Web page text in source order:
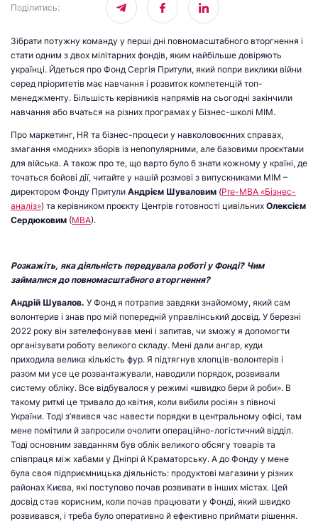
Поділитись:
Зібрати потужну команду у перші дні повномасштабного вторгнення і
стати одним з двох мілітарних фондів, яким найбільше довіряють
українці. Йдеться про Фонд Сергія Притули, який попри виклики війни
серед пріоритетів має навчання і розвиток компетенцій топ-
менеджменту. Більшість керівників напрямів на сьогодні закінчили
навчання або вчаться на різних програмах у Бізнес-школі МІМ.
Про маркетинг, HR та бізнес-процеси у навколовоєнних справах,
змагання «модних» зборів із непопулярними, але базовими проєктами
для війська. А також про те, що варто було б знати кожному у країні, де
точаться бойові дії, читайте у нашій розмові з випускниками МІМ –
директором Фонду Притули Андрієм Шуваловим (Pre-MBA «Бізнес-
аналіз») та керівником проєкту Центрів готовності цивільних Олексієм
Сердюковим (МВА).
Розкажіть, яка діяльність передувала роботі у Фонді? Чим
займалися до повномасштабного вторгнення?
Андрій Шувалов. У Фонд я потрапив завдяки знайомому, який сам
волонтерив і знав про мій попередній управлінський досвід. У березні
2022 року він зателефонував мені і запитав, чи зможу я допомогти
організувати роботу великого складу. Мені дали ангар, куди
приходила велика кількість фур. Я підтягнув хлопців-волонтерів і
разом ми усе це розвантажували, наводили порядок, розвивали
систему обліку. Все відбувалося у режимі «швидко бери й роби». В
такому ритмі це тривало до квітня, коли вибили росіян з півночі
України. Тоді з’явився час навести порядки в центральному офісі, там
мене помітили й запросили очолити операційно-логістичний відділ.
Тоді основним завданням був облік великого обсягу товарів та
співпраця між хабами у Дніпрі й Краматорську. А до Фонду у мене
була своя підприємницька діяльність: продуктові магазини у різних
районах Києва, які поступово почав розвивати в інших містах. Цей
досвід став корисним, коли почав працювати у Фонді, який швидко
розвивався, і треба було оперативно й ефективно приймати рішення.